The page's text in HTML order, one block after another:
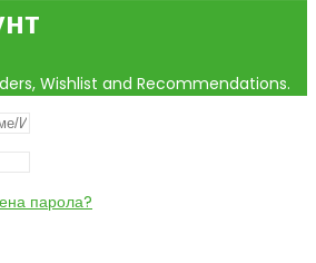
Wishlist and Recommendations.
парола?